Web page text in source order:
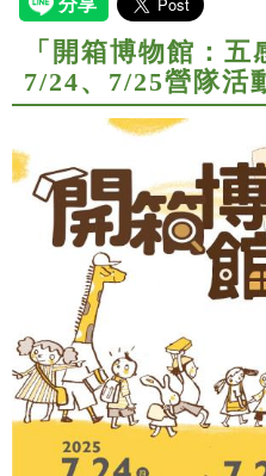
「開箱博物館：五
7/24、7/25營隊活